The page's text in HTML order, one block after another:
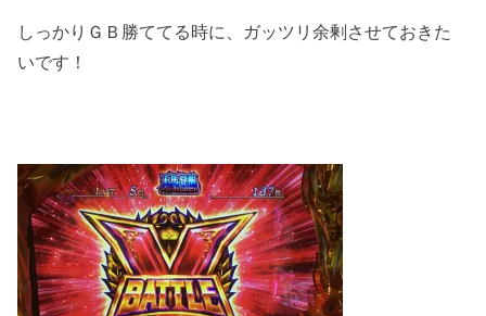
しっかりＧＢ勝ててる時に、ガッツリ余剰させておきた
いです！